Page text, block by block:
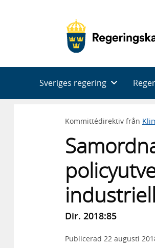
Sveriges regering
Kommittédirektiv från
Dir. 2018:85
Publicerad 22 augusti